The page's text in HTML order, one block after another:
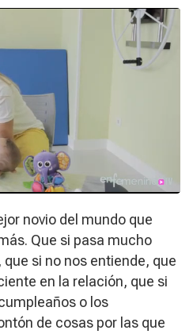
novio del mundo que
Que si pasa mucho
si no nos entiende, que
en la relación, que si
o los
de cosas por las que